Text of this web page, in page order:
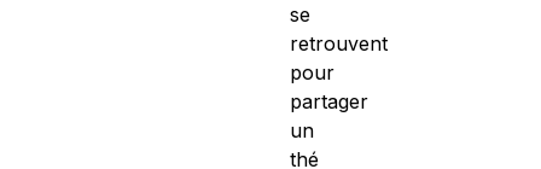
se
retrouvent
pour
partager
un
thé